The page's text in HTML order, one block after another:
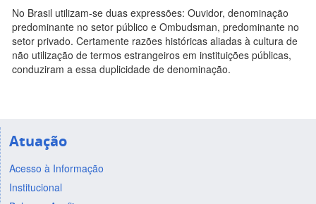
No Brasil utilizam-se duas expressões: Ouvidor, denominação
predominante no setor público e Ombudsman, predominante no
setor privado. Certamente razões históricas aliadas à cultura de
não utilização de termos estrangeiros em instituições públicas,
conduziram a essa duplicidade de denominação.
Atuação
Acesso à Informação
Institucional